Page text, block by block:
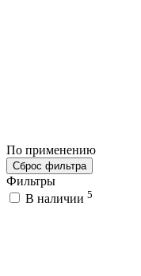
По применению
Сброс фильтра
Фильтры
В наличии 5